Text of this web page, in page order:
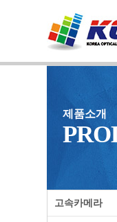
제품소개
고속카메라